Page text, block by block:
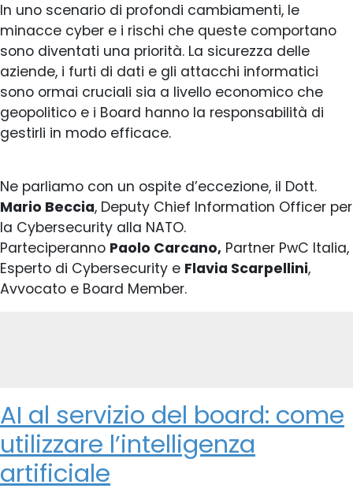
In uno scenario di profondi cambiamenti, le
minacce cyber e i rischi che queste comportano
sono diventati una priorità. La sicurezza delle
aziende, i furti di dati e gli attacchi informatici
sono ormai cruciali sia a livello economico che
geopolitico e i Board hanno la responsabilità di
gestirli in modo efficace.
Ne parliamo con un ospite d’eccezione, il Dott.
Mario Beccia, Deputy Chief Information Officer per
la Cybersecurity alla NATO.
Parteciperanno Paolo Carcano, Partner PwC Italia,
Esperto di Cybersecurity e Flavia Scarpellini,
Avvocato e Board Member.
AI al servizio del board: come
utilizzare l’intelligenza
artificiale